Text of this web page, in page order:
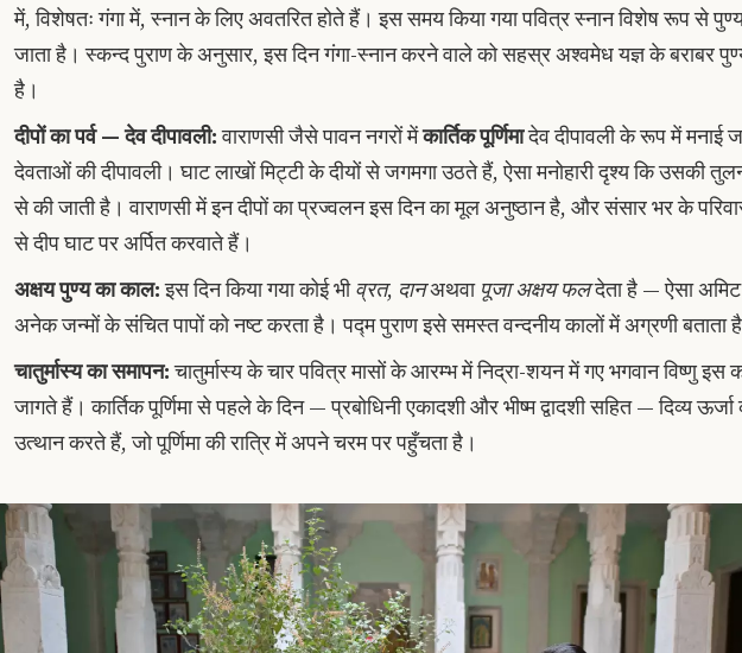
में, विशेषतः गंगा में, स्नान के लिए अवतरित होते हैं। इस समय किया गया पवित्र स्नान विशेष रूप से
जाता है। स्कन्द पुराण के अनुसार, इस दिन गंगा-स्नान करने वाले को सहस्र अश्वमेध यज्ञ के बराबर पुण्य
है।
दीपों का पर्व — देव दीपावली:वाराणसी जैसे पावन नगरों मेंकार्तिक पूर्णिमादेव दीपावली के रूप में मनाई
देवताओं की दीपावली। घाट लाखों मिट्टी के दीयों से जगमगा उठते हैं, ऐसा मनोहारी दृश्य कि उसकी
से की जाती है। वाराणसी में इन दीपों का प्रज्वलन इस दिन का मूल अनुष्ठान है, और संसार भर के
से दीप घाट पर अर्पित करवाते हैं।
अक्षय पुण्य का काल:इस दिन किया गया कोई भीव्रत, दानअथवा पूजा अक्षय फलदेता है — ऐसा
अनेक जन्मों के संचित पापों को नष्ट करता है। पद्म पुराण इसे समस्त वन्दनीय कालों में अग्रणी बताता
चातुर्मास्य का समापन:चातुर्मास्य के चार पवित्र मासों के आरम्भ में निद्रा-शयन में गए भगवान विष्णु इस
जागते हैं। कार्तिक पूर्णिमा से पहले के दिन — प्रबोधिनी एकादशी और भीष्म द्वादशी सहित — दिव्य
उत्थान करते हैं, जो पूर्णिमा की रात्रि में अपने चरम पर पहुँचता है।